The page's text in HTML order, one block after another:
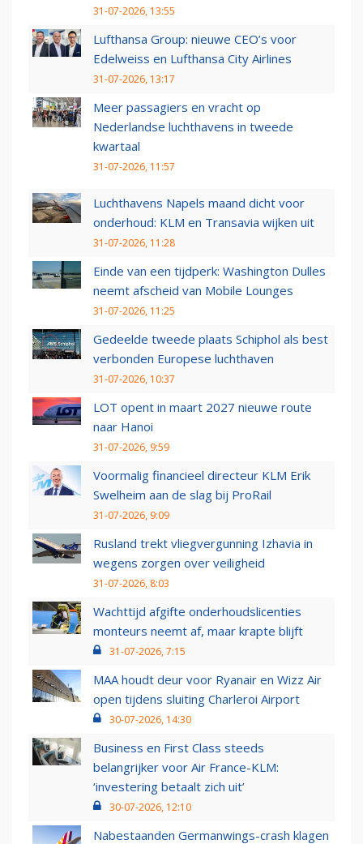
31-07-2026, 13:55
Lufthansa Group: nieuwe CEO’s voor
Edelweiss en Lufthansa City Airlines
31-07-2026, 13:17
Meer passagiers en vracht op
Nederlandse luchthavens in tweede
kwartaal
31-07-2026, 11:57
Luchthavens Napels maand dicht voor
onderhoud: KLM en Transavia wijken uit
31-07-2026, 11:28
Einde van een tijdperk: Washington Dulles
neemt afscheid van Mobile Lounges
31-07-2026, 11:25
Gedeelde tweede plaats Schiphol als best
verbonden Europese luchthaven
31-07-2026, 10:37
LOT opent in maart 2027 nieuwe route
naar Hanoi
31-07-2026, 9:59
Voormalig financieel directeur KLM Erik
Swelheim aan de slag bij ProRail
31-07-2026, 9:09
Rusland trekt vliegvergunning Izhavia in
wegens zorgen over veiligheid
31-07-2026, 8:03
Wachttijd afgifte onderhoudslicenties
monteurs neemt af, maar krapte blijft
31-07-2026, 7:15
MAA houdt deur voor Ryanair en Wizz Air
open tijdens sluiting Charleroi Airport
30-07-2026, 14:30
Business en First Class steeds
belangrijker voor Air France-KLM:
‘investering betaalt zich uit’
30-07-2026, 12:10
Nabestaanden Germanwings-crash klagen